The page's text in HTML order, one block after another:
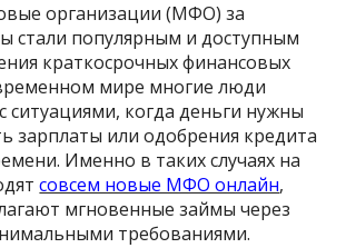
организации (МФО) за
стали популярным и доступным
краткосрочных финансовых
мире многие люди
ситуациями, когда деньги нужны
зарплаты или одобрения кредита
Именно в таких случаях на
совсем новые МФО онлайн,
мгновенные займы через
требованиями.